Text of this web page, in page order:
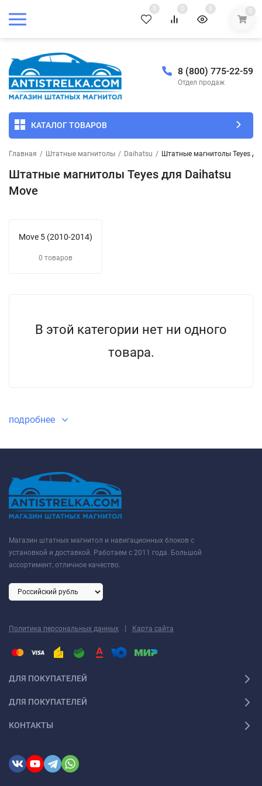
0 0 0 0
8 (800) 775-22-59
Отдел продаж
КАТАЛОГ ТОВАРОВ
Главная / Штатные магнитолы / Daihatsu / Штатные магнитолы Teyes
Штатные магнитолы Teyes для Daihatsu
Move
Move 5 (2010-2014)
0 товаров
В этой категории нет ни одного
товара.
подробнее
Магазин штатных магнитол и навигационных блоков с
установкой и доставкой. Работаем с 2011 года. Большой
ассортимент, отличное качество.
Политика персональных данных | Карта сайта
ДЛЯ ПОКУПАТЕЛЕЙ
ДЛЯ ПОКУПАТЕЛЕЙ
КОНТАКТЫ